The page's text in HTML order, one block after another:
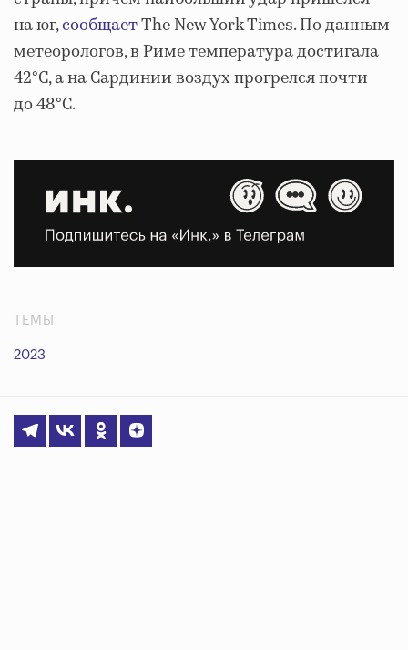
на юг,сообщаетThe New York Times. По данным
метеорологов, в Риме температура достигала
42°C, а на Сардинии воздух прогрелся почти
до 48°C.
ТЕМЫ
2023